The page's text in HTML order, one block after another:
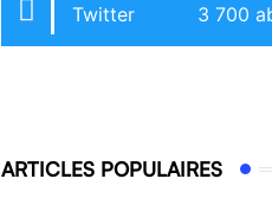
Twitter 3 700
ARTICLES POPULAIRES